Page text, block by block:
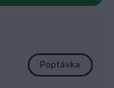
Poptávka